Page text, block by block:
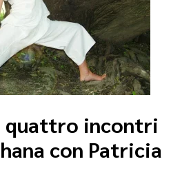
quattro incontri
con Patricia